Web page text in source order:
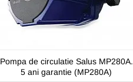
Pompa de circulatie Salus MP280A.
5 ani garantie (MP280A)